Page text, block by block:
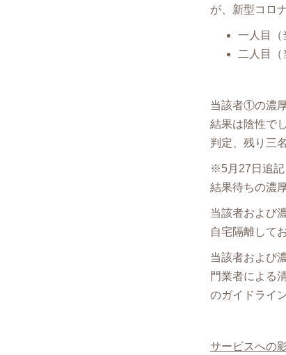
が、新型コロ
一人目（
二人目
当該者①の濃
結果は陰性で
判定、残り三
※5月27日追記
結果待ちの濃
当該者および
自宅隔離して
当該者および
門業者による
のガイドライ
サービスへの